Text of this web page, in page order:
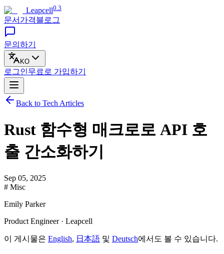
Leapcell0.3
문서 가격블로그
문의하기
KO
로그인무료로 가입하기
Back to Tech Articles
Rust 함수형 매크로로 API 호
출 간소화하기
Sep 05, 2025
# Misc
Emily Parker
Product Engineer · Leapcell
이 게시물은 English, 日本語 및 Deutsch에서도 볼 수 있습니다.